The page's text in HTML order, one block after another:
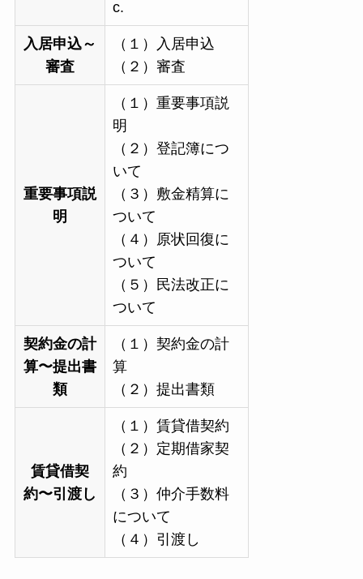
c.
入居申込～
審査
（１）入居申込
（２）審査
重要事項説
明
（１）重要事項説
明
（２）登記簿につ
いて
（３）敷金精算に
ついて
（４）原状回復に
ついて
（５）民法改正に
ついて
契約金の計
算〜提出書
類
（１）契約金の計
算
（２）提出書類
賃貸借契
約〜引渡し
（１）賃貸借契約
（２）定期借家契
約
（３）仲介手数料
について
（４）引渡し